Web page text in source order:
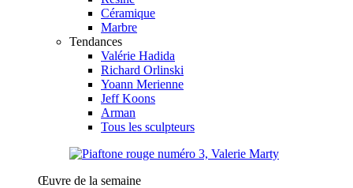
Céramique
Marbre
Tendances
Valérie Hadida
Richard Orlinski
Yoann Merienne
Jeff Koons
Arman
Tous les sculpteurs
Œuvre de la semaine